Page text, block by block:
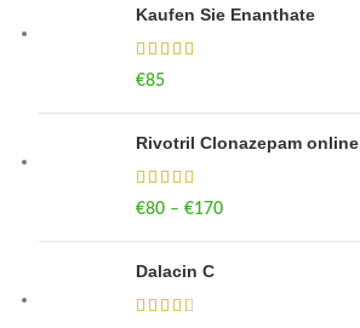
Kaufen Sie Enanthate
€85
Rivotril Clonazepam online
€80 – €170
Dalacin C